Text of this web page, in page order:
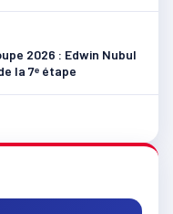
2026 : Edwin Nubul
la 7ᵉ étape